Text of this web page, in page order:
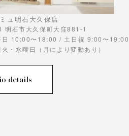
ュ明石大久保店
明石市大久保町大窪881-1
日 10:00〜18:00 / 土日祝 9:00〜19:00
・水曜日（月により変動あり）
details